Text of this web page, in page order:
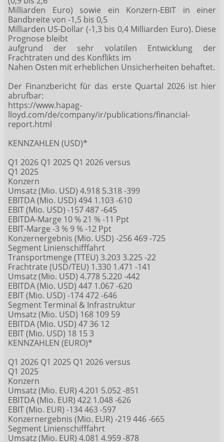
Milliarden Euro) sowie ein Konzern-EBIT in einer
Bandbreite von -1,5 bis 0,5
Milliarden US-Dollar (-1,3 bis 0,4 Milliarden Euro). Diese
Prognose bleibt
aufgrund der sehr volatilen Entwicklung der
Frachtraten und des Konflikts im
Nahen Osten mit erheblichen Unsicherheiten behaftet.
Der Finanzbericht für das erste Quartal 2026 ist hier
abrufbar:
https://www.hapag-
lloyd.com/de/company/ir/publications/financial-
report.html
KENNZAHLEN (USD)*
Q1 2026 Q1 2025 Q1 2026 versus
Q1 2025
Konzern
Umsatz (Mio. USD) 4.918 5.318 -399
EBITDA (Mio. USD) 494 1.103 -610
EBIT (Mio. USD) -157 487 -645
EBITDA-Marge 10 % 21 % -11 Ppt
EBIT-Marge -3 % 9 % -12 Ppt
Konzernergebnis (Mio. USD) -256 469 -725
Segment Linienschifffahrt
Transportmenge (TTEU) 3.203 3.225 -22
Frachtrate (USD/TEU) 1.330 1.471 -141
Umsatz (Mio. USD) 4.778 5.220 -442
EBITDA (Mio. USD) 447 1.067 -620
EBIT (Mio. USD) -174 472 -646
Segment Terminal & Infrastruktur
Umsatz (Mio. USD) 168 109 59
EBITDA (Mio. USD) 47 36 12
EBIT (Mio. USD) 18 15 3
KENNZAHLEN (EURO)*
Q1 2026 Q1 2025 Q1 2026 versus
Q1 2025
Konzern
Umsatz (Mio. EUR) 4.201 5.052 -851
EBITDA (Mio. EUR) 422 1.048 -626
EBIT (Mio. EUR) -134 463 -597
Konzernergebnis (Mio. EUR) -219 446 -665
Segment Linienschifffahrt
Umsatz (Mio. EUR) 4.081 4.959 -878